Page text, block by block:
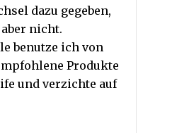
dazu gegeben,
nicht.
benutze ich von
Produkte
und verzichte auf